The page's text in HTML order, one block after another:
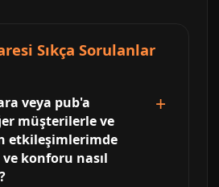
Sıkça Sorulanlar
veya pub'a
müşterilerle ve
etkileşimlerimde
ve konforu nasıl